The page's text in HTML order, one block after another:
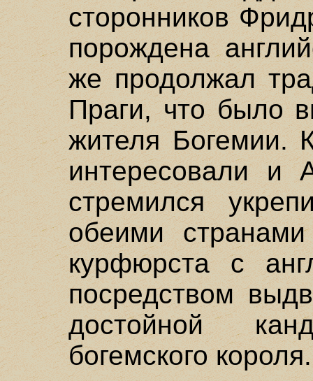
сторонников
порождена
же продолжал
Праги, что было
жителя Богемии.
интересовали и
стремился
обеими
курфюрста с
посредством
достойной
богемского короля.